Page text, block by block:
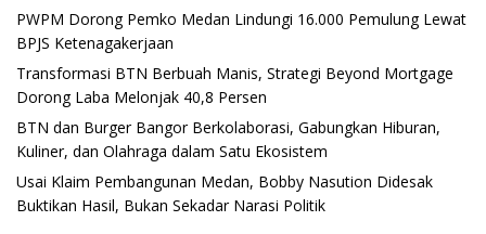
PWPM Dorong Pemko Medan Lindungi 16.000 Pemulung Lewat
BPJS Ketenagakerjaan
Transformasi BTN Berbuah Manis, Strategi Beyond Mortgage
Dorong Laba Melonjak 40,8 Persen
BTN dan Burger Bangor Berkolaborasi, Gabungkan Hiburan,
Kuliner, dan Olahraga dalam Satu Ekosistem
Usai Klaim Pembangunan Medan, Bobby Nasution Didesak
Buktikan Hasil, Bukan Sekadar Narasi Politik